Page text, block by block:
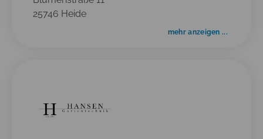
25746 Heide
mehr anzeigen ...